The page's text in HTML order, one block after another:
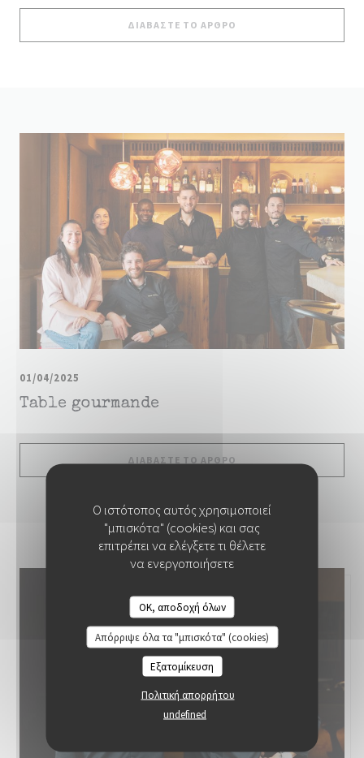
Ο ιστότοπος αυτός χρησιμοποιεί
"μπισκότα" (cookies) και σας
επιτρέπει να ελέγξετε τι θέλετε
να ενεργοποιήσετε
OK, αποδοχή όλων
Απόρριψε όλα τα "μπισκότα" (cookies)
Εξατομίκευση
Πολιτική απορρήτου
undefined
ΔΙΑΒΆΣΤΕ ΤΟ ΆΡΘΡΟ
Table gourmande
01/04/2025
ΔΙΑΒΆΣΤΕ ΤΟ ΆΡΘΡΟ
COLITA